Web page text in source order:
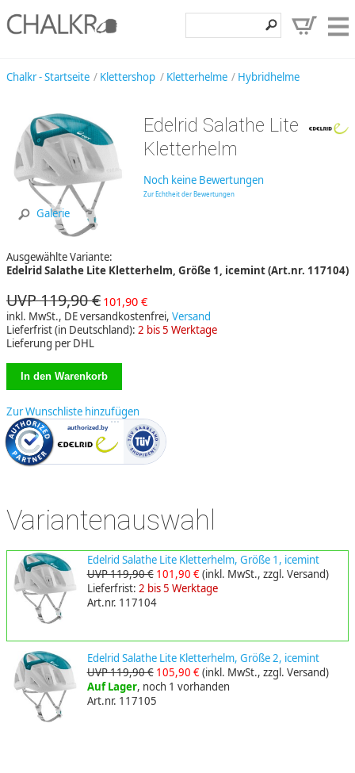
Klettershop
Entdecken
Chalkr - Startseite Klettershop Kletterhelme Hybridhelme
Galerie
Edelrid Salathe Lite
Kletterhelm
Noch keine Bewertungen
Zur Echtheit der Bewertungen
Ausgewählte Variante:
Edelrid Salathe Lite Kletterhelm, Größe 1, icemint (Art.nr. 117104)
UVP 119,90 € 101,90 €
inkl. MwSt., DE versandkostenfrei, Versand
Lieferfrist (in Deutschland): 2 bis 5 Werktage
Lieferung per DHL
Zur Wunschliste hinzufügen
Variantenauswahl
Edelrid Salathe Lite Kletterhelm, Größe 1, icemint
UVP 119,90 € 101,90 €(inkl. MwSt., zzgl. Versand)
Lieferfrist: 2 bis 5 Werktage
Art.nr. 117104
Edelrid Salathe Lite Kletterhelm, Größe 2, icemint
UVP 119,90 € 105,90 €(inkl. MwSt., zzgl. Versand)
Auf Lager, noch 1 vorhanden
Art.nr. 117105